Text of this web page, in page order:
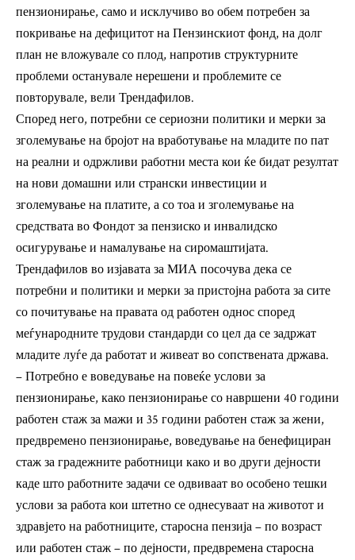
пензионирање, само и исклучиво во обем потребен за
покривање на дефицитот на Пензинскиот фонд, на долг
план не вложувале со плод, напротив структурните
проблеми останувале нерешени и проблемите се
повторувале, вели Трендафилов.
Според него, потребни се сериозни политики и мерки за
зголемување на бројот на вработување на младите по пат
на реални и одржливи работни места кои ќе бидат резултат
на нови домашни или странски инвестиции и
зголемување на платите, а со тоа и зголемување на
средствата во Фондот за пензиско и инвалидско
осигурување и намалување на сиромаштијата.
Трендафилов во изјавата за МИА посочува дека се
потребни и политики и мерки за пристојна работа за сите
со почитување на правата од работен однос според
меѓународните трудови стандарди со цел да се задржат
младите луѓе да работат и живеат во сопствената држава.
– Потребно е воведување на повеќе услови за
пензионирање, како пензионирање со навршени 40 години
работен стаж за мажи и 35 години работен стаж за жени,
предвремено пензионирање, воведување на бенефициран
стаж за градежните работници како и во други дејности
каде што работните задачи се одвиваат во особено тешки
услови за работа кои штетно се однесуваат на животот и
здравјето на работниците, старосна пензија – по возраст
или работен стаж – по дејности, предвремена старосна